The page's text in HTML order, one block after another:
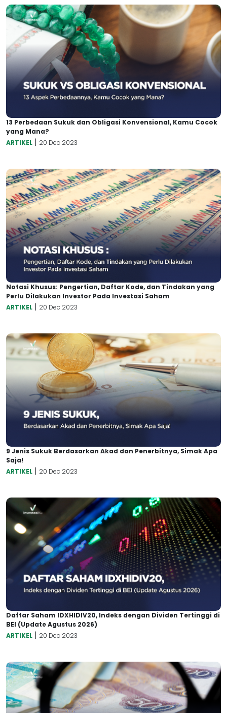
13 Perbedaan Sukuk dan Obligasi Konvensional, Kamu Cocok
yang Mana?
ARTIKEL | 20 Dec 2023
Notasi Khusus: Pengertian, Daftar Kode, dan Tindakan yang
Perlu Dilakukan Investor Pada Investasi Saham
ARTIKEL | 20 Dec 2023
9 Jenis Sukuk Berdasarkan Akad dan Penerbitnya, Simak Apa
Saja!
ARTIKEL | 20 Dec 2023
Daftar Saham IDXHIDIV20, Indeks dengan Dividen Tertinggi di
BEI (Update Agustus 2026)
ARTIKEL | 20 Dec 2023